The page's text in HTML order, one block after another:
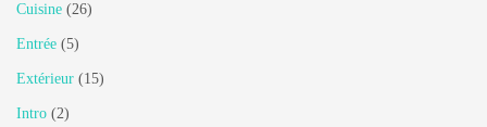
Cuisine (26)
Entrée (5)
Extérieur (15)
Intro (2)